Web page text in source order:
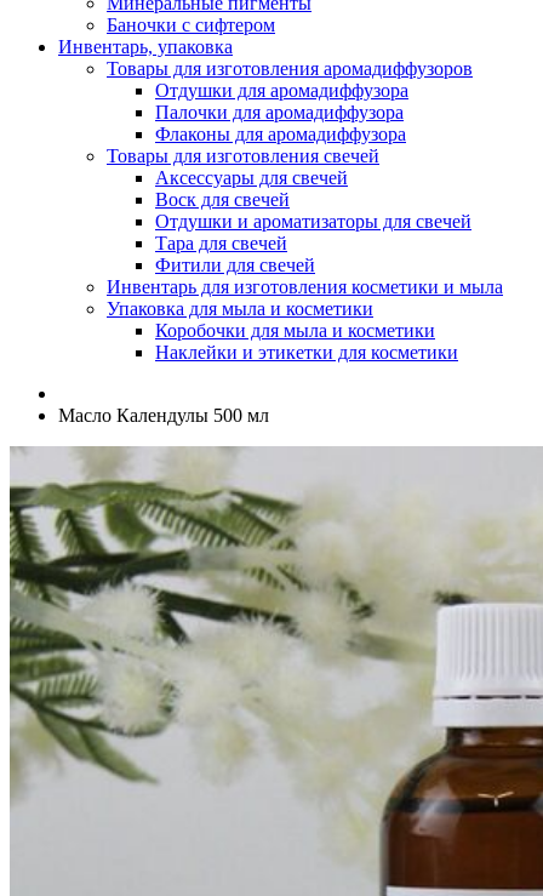
Баночки с сифтером
Инвентарь, упаковка
Товары для изготовления аромадиффузоров
Отдушки для аромадиффузора
Палочки для аромадиффузора
Флаконы для аромадиффузора
Товары для изготовления свечей
Аксессуары для свечей
Воск для свечей
Отдушки и ароматизаторы для свечей
Тара для свечей
Фитили для свечей
Инвентарь для изготовления косметики и мыла
Упаковка для мыла и косметики
Коробочки для мыла и косметики
Наклейки и этикетки для косметики
Масло Календулы 500 мл